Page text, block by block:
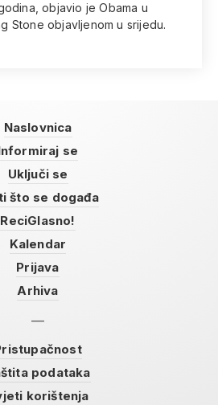
objavio je Obama u
Stone objavljenom u srijedu.
Naslovnica
se
Uključi se
što se događa
ReciGlasno!
Kalendar
Prijava
Arhiva
podataka
korištenja